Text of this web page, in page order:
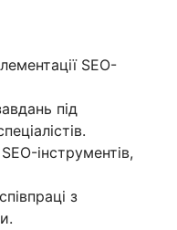
SEO-
під
інструментів,
з